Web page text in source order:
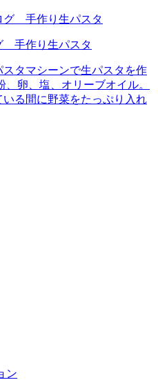
手作り生パスタ
タマシーンで生パスタを作
、卵、塩、オリーブオイル。
る間に野菜をたっぷり入れ
ン